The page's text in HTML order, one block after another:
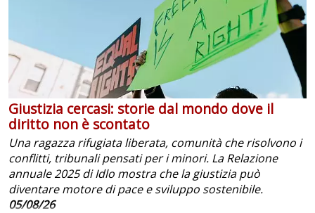
Giustizia cercasi: storie dal mondo dove il
diritto non è scontato
Una ragazza rifugiata liberata, comunità che risolvono i
conflitti, tribunali pensati per i minori. La Relazione
annuale 2025 di Idlo mostra che la giustizia può
diventare motore di pace e sviluppo sostenibile.
05/08/26